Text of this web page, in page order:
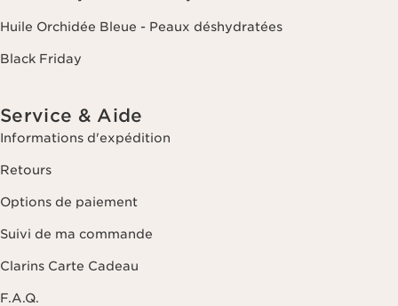
Huile Orchidée Bleue - Peaux déshydratées
Black Friday
Service & Aide
Informations d'expédition
Retours
Options de paiement
Suivi de ma commande
Clarins Carte Cadeau
F.A.Q.